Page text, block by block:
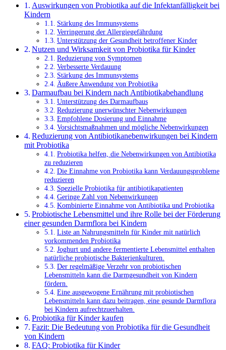
Auswirkungen von Probiotika auf die Infektanfälligkeit bei
Kindern
Stärkung des Immunsystems
Verringerung der Allergiegefährdung
Unterstützung der Gesundheit betroffener Kinder
Nutzen und Wirksamkeit von Probiotika für Kinder
Reduzierung von Symptomen
Verbesserte Verdauung
Stärkung des Immunsystems
Äußere Anwendung von Probiotika
Darmaufbau bei Kindern nach Antibiotikabehandlung
Unterstützung des Darmaufbaus
Reduzierung unerwünschter Nebenwirkungen
Empfohlene Dosierung und Einnahme
Vorsichtsmaßnahmen und mögliche Nebenwirkungen
Reduzierung von Antibiotikanebenwirkungen bei Kindern
mit Probiotika
Probiotika helfen, die Nebenwirkungen von Antibiotika
zu reduzieren
Die Einnahme von Probiotika kann Verdauungsprobleme
reduzieren
Spezielle Probiotika für antibiotikapatienten
Geringe Zahl von Nebenwirkungen
Kombinierte Einnahme von Antibiotika und Probiotika
Probiotische Lebensmittel und ihre Rolle bei der Förderung
einer gesunden Darmflora bei Kindern
Liste an Nahrungsmitteln für Kinder mit natürlich
vorkommenden Probiotika
Joghurt und andere fermentierte Lebensmittel enthalten
natürliche probiotische Bakterienkulturen.
Der regelmäßige Verzehr von probiotischen
Lebensmitteln kann die Darmgesundheit von Kindern
fördern.
Eine ausgewogene Ernährung mit probiotischen
Lebensmitteln kann dazu beitragen, eine gesunde Darmflora
bei Kindern aufrechtzuerhalten.
Probiotika für Kinder kaufen
Fazit: Die Bedeutung von Probiotika für die Gesundheit
von Kindern
FAQ: Probiotika für Kinder